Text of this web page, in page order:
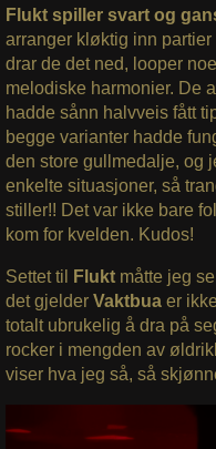
Flukt spiller svart og
arranger kløktig inn partier
drar de det ned, looper
melodiske harmonier. De
hadde sånn halvveis fått
begge varianter hadde
den store gullmedalje, og
enkelte situasjoner, så
stiller!! Det var ikke bare
kom for kvelden. Kudos!
Settet til Flukt måtte jeg
det gjelder Vaktbuaer
totalt ubrukelig å dra på
rocker i mengden av
viser hva jeg så, så